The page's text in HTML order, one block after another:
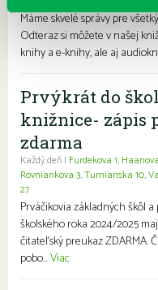
Máme skvelé správy pre
Odteraz si môžete v našej
knihy a e-knihy, ale aj
Prvýkrát do
knižnice- zápis
zdarma
Každý deň | Furdekova 1,
Rovniankova 3,Turnianska 10,
27
Prváčikovia základných škôl
školského roka 2024/2025
čitateľský preukaz ZDARMA.
pobo...Viac